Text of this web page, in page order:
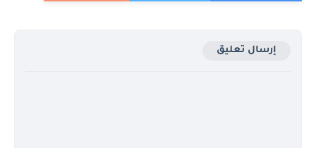
إرسال تعليق